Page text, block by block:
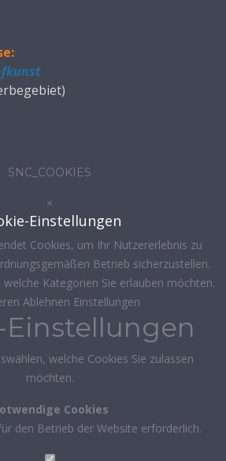
SNC_COOKIES
×
Einstellungen
Cookies, um Ihr Nutzererlebnis zu
Betrieb sicherzustellen.
Kategorien Sie erlauben möchten.
Ablehnen Einstellungen
Einstellungen
welche Cookies Sie zulassen
möchten.
Cookies
den Betrieb der Website erforderlich.